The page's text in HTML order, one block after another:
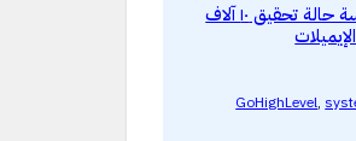
دراسة حالة تحقيق ١٠ آلاف
GoHighLevel,